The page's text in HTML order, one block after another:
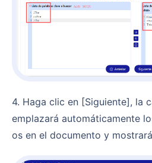
4. Haga clic en [Siguiente], la caja de herramientas re
emplazará automáticamente
os en el documento y